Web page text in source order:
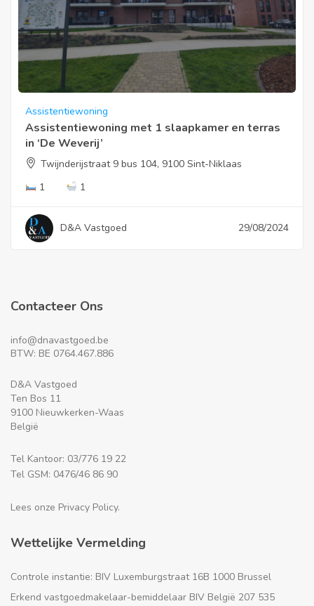
Assistentiewoning
Assistentiewoning met 1 slaapkamer en terras
in ‘De Weverij’
Twijnderijstraat 9 bus 104, 9100 Sint-Niklaas
1
1
D&A Vastgoed 29/08/2024
Contacteer Ons
info@dnavastgoed.be
BTW: BE 0764.467.886
D&A Vastgoed
Ten Bos 11
9100 Nieuwkerken-Waas
België
Tel Kantoor: 03/776 19 22
Tel GSM: 0476/46 86 90
Lees onze Privacy Policy.
Wettelijke Vermelding
Controle instantie: BIV Luxemburgstraat 16B 1000 Brussel
Erkend vastgoedmakelaar-bemiddelaar BIV België 207 535